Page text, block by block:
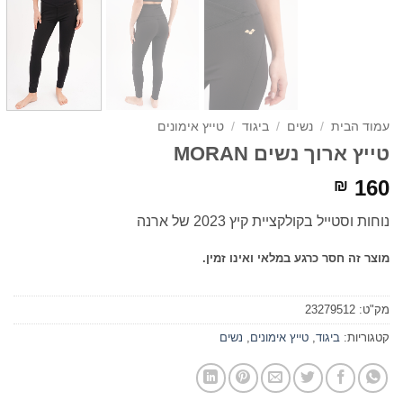
עמוד הבית / נשים / ביגוד / טייץ אימונים
טייץ ארוך נשים MORAN
₪ 160
נוחות וסטייל בקולקציית קיץ 2023 של ארנה
מוצר זה חסר כרגע במלאי ואינו זמין.
מק"ט: 23279512
קטגוריות: ביגוד, טייץ אימונים, נשים